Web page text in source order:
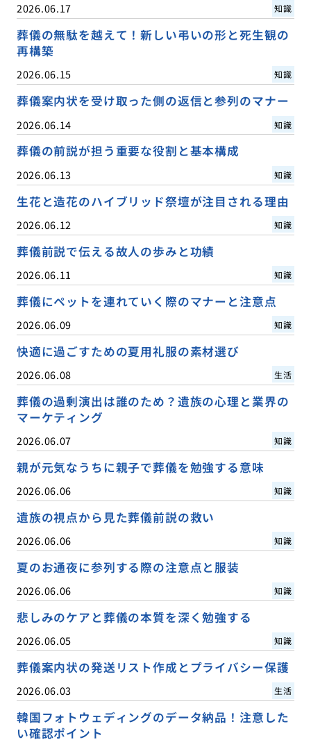
2026.06.17 知識
葬儀の無駄を越えて！新しい弔いの形と死生観の
再構築
2026.06.15 知識
葬儀案内状を受け取った側の返信と参列のマナー
2026.06.14 知識
葬儀の前説が担う重要な役割と基本構成
2026.06.13 知識
生花と造花のハイブリッド祭壇が注目される理由
2026.06.12 知識
葬儀前説で伝える故人の歩みと功績
2026.06.11 知識
葬儀にペットを連れていく際のマナーと注意点
2026.06.09 知識
快適に過ごすための夏用礼服の素材選び
2026.06.08 生活
葬儀の過剰演出は誰のため？遺族の心理と業界の
マーケティング
2026.06.07 知識
親が元気なうちに親子で葬儀を勉強する意味
2026.06.06 知識
遺族の視点から見た葬儀前説の救い
2026.06.06 知識
夏のお通夜に参列する際の注意点と服装
2026.06.06 知識
悲しみのケアと葬儀の本質を深く勉強する
2026.06.05 知識
葬儀案内状の発送リスト作成とプライバシー保護
2026.06.03 生活
韓国フォトウェディングのデータ納品！注意した
い確認ポイント